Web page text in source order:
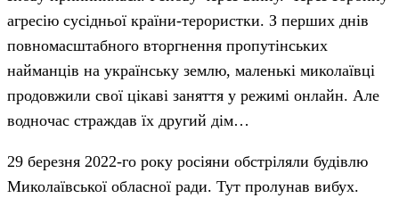
агресію сусідньої країни-терористки. З перших днів
повномасштабного вторгнення пропутінських
найманців на українську землю, маленькі миколаївці
продовжили свої цікаві заняття у режимі онлайн. Але
водночас страждав їх другий дім…
29 березня 2022-го року росіяни обстріляли будівлю
Миколаївської обласної ради. Тут пролунав вибух.